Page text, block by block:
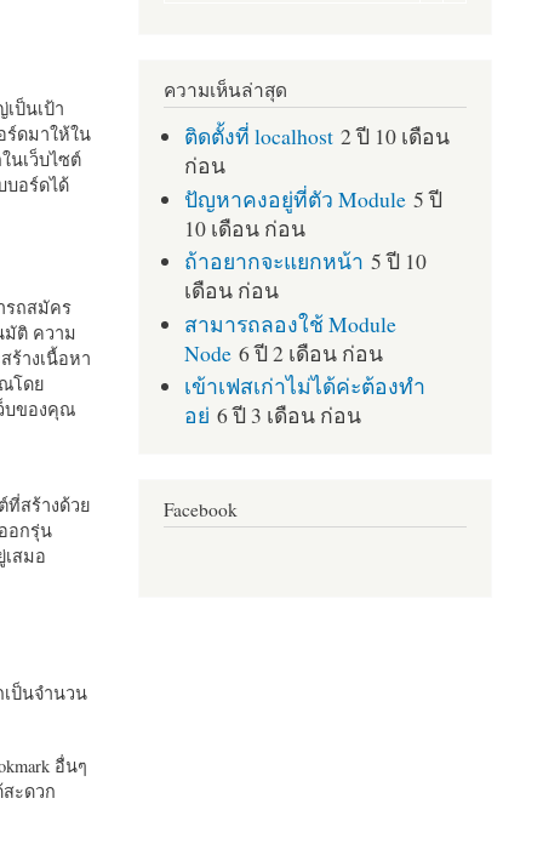
ป็นเป้า
ร์ดมาให้ใน
นเว็บไซต์
บอร์ดได้
รถสมัคร
มัติ ความ
ร้างเนื้อหา
ณโดย
บของคุณ
ที่สร้างด้วย
อกรุ่น
สมอ
ป็นจำนวน
อื่นๆ
สะดวก
ความเห็นล่าสุด
ติดตั้งที่ localhost 2 ปี 10 เดือน
ก่อน
ปัญหาคงอยู่ที่ตัว Module 5 ปี
10 เดือน ก่อน
ถ้าอยากจะแยกหน้า 5 ปี 10
เดือน ก่อน
สามารถลองใช้ Module
Node 6 ปี 2 เดือน ก่อน
เข้าเฟสเก่าไม่ได้ค่ะต้องทำ
อย่ 6 ปี 3 เดือน ก่อน
Facebook